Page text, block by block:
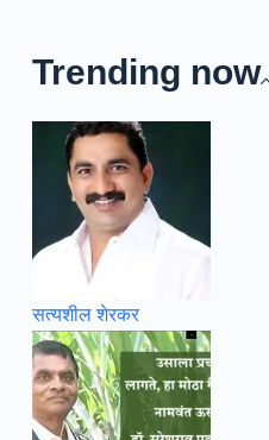
Trending now
सत्यशील शेरकर